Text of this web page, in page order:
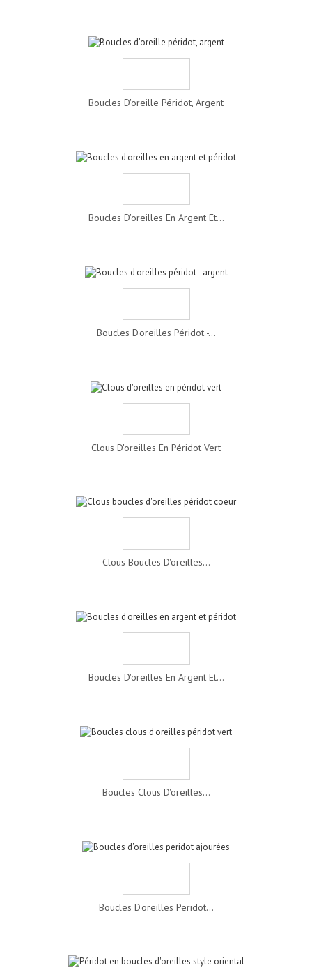
Boucles D'oreille Péridot, Argent
Boucles D'oreilles En Argent Et...
Boucles D'oreilles Péridot -...
Clous D'oreilles En Péridot Vert
Clous Boucles D'oreilles...
Boucles D'oreilles En Argent Et...
Boucles Clous D'oreilles...
Boucles D'oreilles Peridot...